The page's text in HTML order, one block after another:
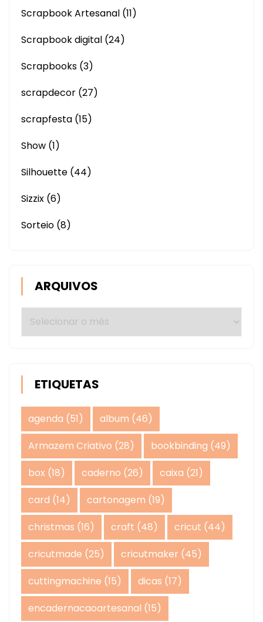
Scrapbook Artesanal (11)
Scrapbook digital (24)
Scrapbooks (3)
scrapdecor (27)
scrapfesta (15)
Show (1)
Silhouette (44)
Sizzix (6)
Sorteio (8)
ARQUIVOS
Arquivos
ETIQUETAS
agenda (51) album (46)
Armazem Criativo (28) bookbinding (49)
box (18) caderno (26) caixa (21)
card (14) cartonagem (19)
christmas (16) craft (48) cricut (44)
cricutmade (25) cricutmaker (45)
cuttingmachine (15) dicas (17)
encadernacaoartesanal (15)